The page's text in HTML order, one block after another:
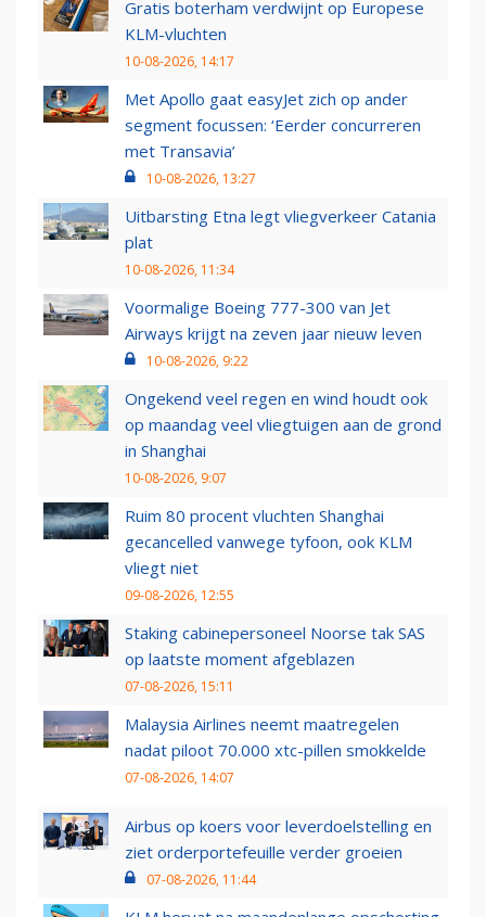
Gratis boterham verdwijnt op Europese
KLM-vluchten
10-08-2026, 14:17
Met Apollo gaat easyJet zich op ander
segment focussen: ‘Eerder concurreren
met Transavia’
10-08-2026, 13:27
Uitbarsting Etna legt vliegverkeer Catania
plat
10-08-2026, 11:34
Voormalige Boeing 777-300 van Jet
Airways krijgt na zeven jaar nieuw leven
10-08-2026, 9:22
Ongekend veel regen en wind houdt ook
op maandag veel vliegtuigen aan de grond
in Shanghai
10-08-2026, 9:07
Ruim 80 procent vluchten Shanghai
gecancelled vanwege tyfoon, ook KLM
vliegt niet
09-08-2026, 12:55
Staking cabinepersoneel Noorse tak SAS
op laatste moment afgeblazen
07-08-2026, 15:11
Malaysia Airlines neemt maatregelen
nadat piloot 70.000 xtc-pillen smokkelde
07-08-2026, 14:07
Airbus op koers voor leverdoelstelling en
ziet orderportefeuille verder groeien
07-08-2026, 11:44